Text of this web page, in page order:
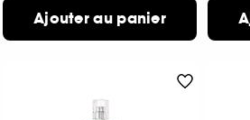
Ajouter au panier